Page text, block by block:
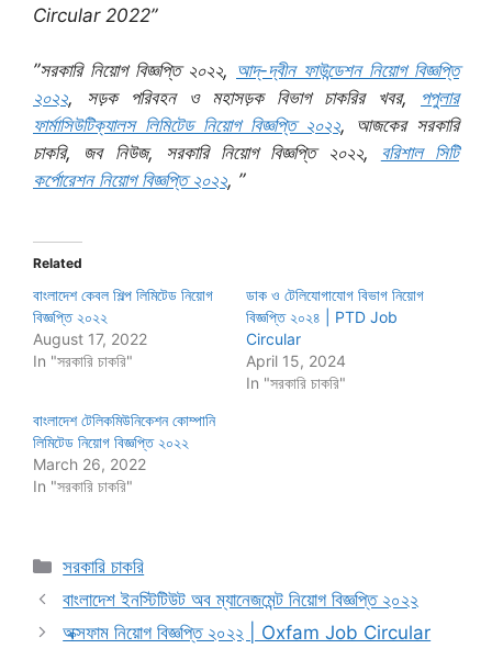
Circular 2022”
”সরকারি নিয়োগ বিজ্ঞপ্তি ২০২২, আদ্-দ্বীন ফাউন্ডেশন নিয়োগ বিজ্ঞপ্তি
২০২২, সড়ক পরিবহন ও মহাসড়ক বিভাগ চাকরির খবর, পপুলার
ফার্মাসিউটিক্যালস লিমিটেড নিয়োগ বিজ্ঞপ্তি ২০২২, আজকের সরকারি
চাকরি, জব নিউজ, সরকারি নিয়োগ বিজ্ঞপ্তি ২০২২,
বরিশাল সিটি
কর্পোরেশন নিয়োগ বিজ্ঞপ্তি ২০২২, ”
Related
বাংলাদেশ কেবল শিল্প লিমিটেড নিয়োগ
বিজ্ঞপ্তি ২০২২
August 17, 2022
In "সরকারি চাকরি"
ডাক ও টেলিযোগাযোগ বিভাগ নিয়োগ
বিজ্ঞপ্তি ২০২৪ | PTD Job
Circular
April 15, 2024
In "সরকারি চাকরি"
বাংলাদেশ টেলিকমিউনিকেশন কোম্পানি
লিমিটেড নিয়োগ বিজ্ঞপ্তি ২০২২
March 26, 2022
In "সরকারি চাকরি"
Categories
সরকারি চাকরি
বাংলাদেশ ইনস্টিটিউট অব ম্যানেজমেন্ট নিয়োগ বিজ্ঞপ্তি ২০২২
অক্সফাম নিয়োগ বিজ্ঞপ্তি ২০২২ | Oxfam Job Circular